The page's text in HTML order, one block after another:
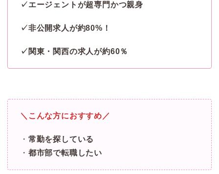
✓エージェントが超専門かつ親身
✓非公開求人が約80%！
✓関東・関西の求人が約60％
＼こんな方におすすめ／
・ 常勤を探している
・ 都市部で転職したい